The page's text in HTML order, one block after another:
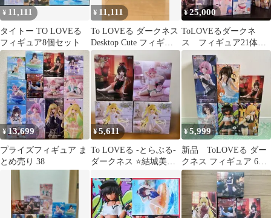
¥ 11,111
タイトー TO LOVEる
フィギュア8個セット
¥ 11,111
To LOVEる ダークネス
Desktop Cute フィギュ
ア 5点まとめ
¥25,000
ToLOVEるダークネ
ス フィギュア21体セ
ット
¥13,699
プライズフィギュア ま
とめ売り 38
¥5,611
To LOVEる -とらぶる-
ダークネス ⭐️結城美柑
¥5,999
新品 ToLOVEる ダー
クネス フィギュア 6点
セット